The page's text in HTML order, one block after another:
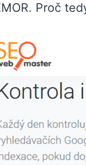
Proč